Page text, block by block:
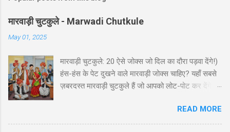
मारवाड़ी चुटकुले - Marwadi Chutkule
May 01, 2025
मारवाड़ी चुटकुले: 20 ऐसे जोक्स जो दिल का दौरा पड़वा देंगे!)
हंस-हंस के पेट दुखने वाले मारवाड़ी जोक्स चाहिए? यहाँ सबसे
ज़बरदस्त मारवाड़ी चुटकुले हैं जो आपको लोट-पोट कर देंगे! ⚡
पढ़ते ही हंसी नहीं रोक पाएंगे आप! 🤪 😂 मारवाड़ी हंसी के
धमाकेदार जोक्स 💥 "एक मारवाड़ी ने अपनी बीवी को गिफ्ट में
READ MORE